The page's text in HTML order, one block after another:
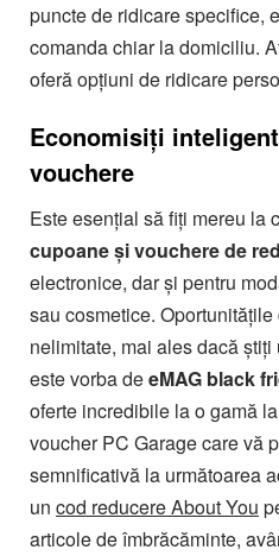
puncte de ridicare specifice,
comanda chiar la domiciliu.
oferă opțiuni de ridicare
Economisiți
vouchere
Este esențial să fiți mereu la
cupoane și vouchere de
electronice, dar și pentru
sau cosmetice.
nelimitate, mai ales dacă
este vorba deeMAG black
oferte incredibile la o gamă
voucher PC Garage care vă
semnificativă la următoarea
un cod reducere About You
articole de îmbrăcăminte,